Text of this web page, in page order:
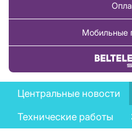
Мобильные
News
menu
Центральные новости
Технические работы